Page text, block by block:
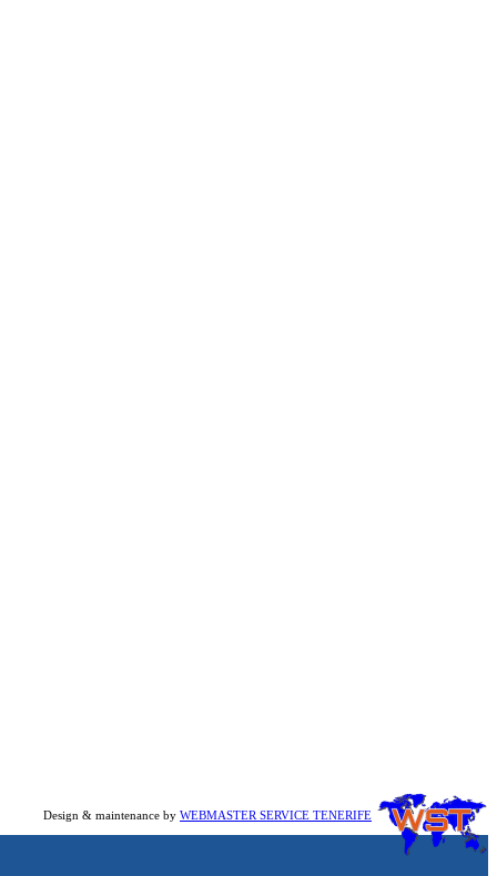
Design & maintenance by WEBMASTER SERVICE TENERIFE